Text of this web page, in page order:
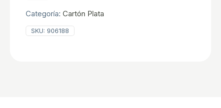
Categoría: Cartón Plata
SKU: 906188